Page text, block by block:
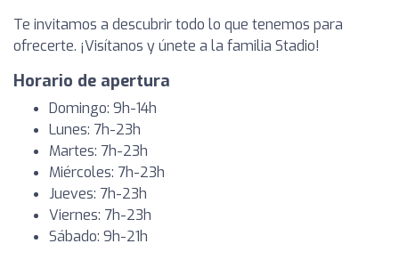
Te invitamos a descubrir todo lo que tenemos para
ofrecerte. ¡Visítanos y únete a la familia Stadio!
Horario de apertura
Domingo: 9h-14h
Lunes: 7h-23h
Martes: 7h-23h
Miércoles: 7h-23h
Jueves: 7h-23h
Viernes: 7h-23h
Sábado: 9h-21h